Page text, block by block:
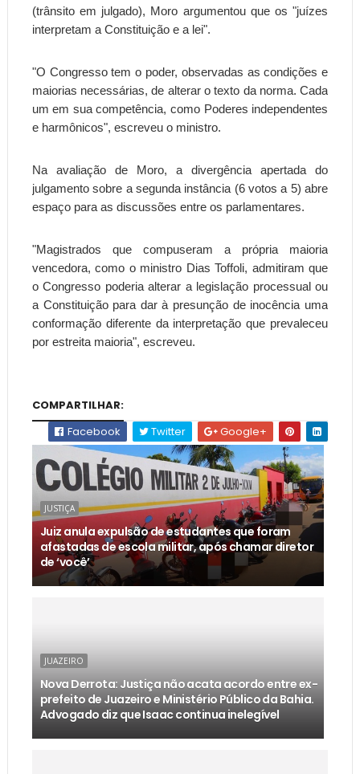
(trânsito em julgado), Moro argumentou que os "juízes
interpretam a Constituição e a lei".
"O Congresso tem o poder, observadas as condições e
maiorias necessárias, de alterar o texto da norma. Cada
um em sua competência, como Poderes independentes
e harmônicos", escreveu o ministro.
Na avaliação de Moro, a divergência apertada do
julgamento sobre a segunda instância (6 votos a 5) abre
espaço para as discussões entre os parlamentares.
"Magistrados que compuseram a própria maioria
vencedora, como o ministro Dias Toffoli, admitiram que
o Congresso poderia alterar a legislação processual ou
a Constituição para dar à presunção de inocência uma
conformação diferente da interpretação que prevaleceu
por estreita maioria", escreveu.
COMPARTILHAR:
Facebook
Twitter Google+
JUSTIÇA
Juiz anula expulsão de estudantes que foram
afastadas de escola militar, após chamar diretor
de ‘você’
JUAZEIRO
Nova Derrota: Justiça não acata acordo entre ex-
prefeito de Juazeiro e Ministério Público da Bahia.
Advogado diz que Isaac continua inelegível